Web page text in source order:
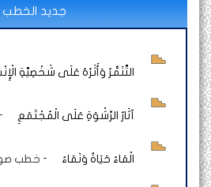
جديد الخطب
التَّنَمُّرُ وَأَثَرُهُ عَلَى شَخْصِيَّةِ الْإِنْسَانِ
آثَارُ الرِّشْوَةِ عَلَى الْمُجْتَمَعِ -
الْمَاءُ حَيَاةٌ وَنَمَاءٌ - خطب